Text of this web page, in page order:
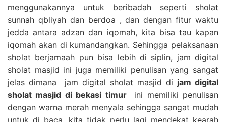
menggunakannya untuk beribadah seperti sholat
sunnah qbliyah dan berdoa , dan dengan fitur waktu
jedda antara adzan dan iqomah, kita bisa tau kapan
iqomah akan di kumandangkan. Sehingga pelaksanaan
sholat berjamaah pun bisa lebih di siplin, jam digital
sholat masjid ini juga memiliki penulisan yang sangat
jelas dimana jam digital sholat masjid di jam digital
sholat masjid di bekasi timur
ini memiliki penulisan
dengan warna merah menyala sehingga sangat mudah
untuk di baca, kita tidak perlu lagi mendekat kearah